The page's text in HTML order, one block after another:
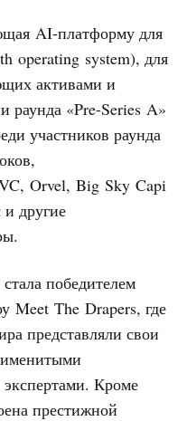
AI-платформу для
operating system), для
активами и
раунда «Pre-Series A»
участников раунда
Orvel, Big Sky Capi
другие
победителем
Meet The Drapers, где
представляли свои
Кроме
престижной